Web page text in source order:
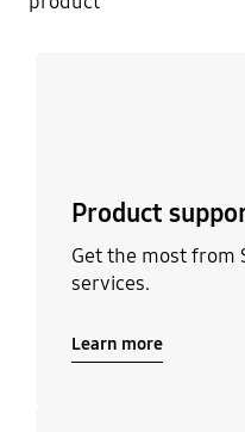
Product
Get the most from
services.
Learn more